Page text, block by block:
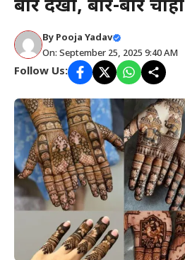
बार देखो, बार-बार चाहो
By Pooja Yadav
On: September 25, 2025 9:40 AM
Follow Us: